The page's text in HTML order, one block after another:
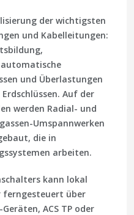
der wichtigsten
und Kabelleitungen:
automatische
und Überlastungen
Auf der
werden Radial- und
Umspannwerken
die in
arbeiten.
kann lokal
ferngesteuert über
ACS TP oder